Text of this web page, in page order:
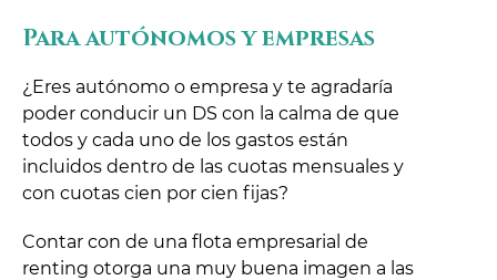
Para autónomos y empresas
¿Eres autónomo o empresa y te agradaría
poder conducir un DS con la calma de que
todos y cada uno de los gastos están
incluidos dentro de las cuotas mensuales y
con cuotas cien por cien fijas?
Contar con de una flota empresarial de
renting otorga una muy buena imagen a las